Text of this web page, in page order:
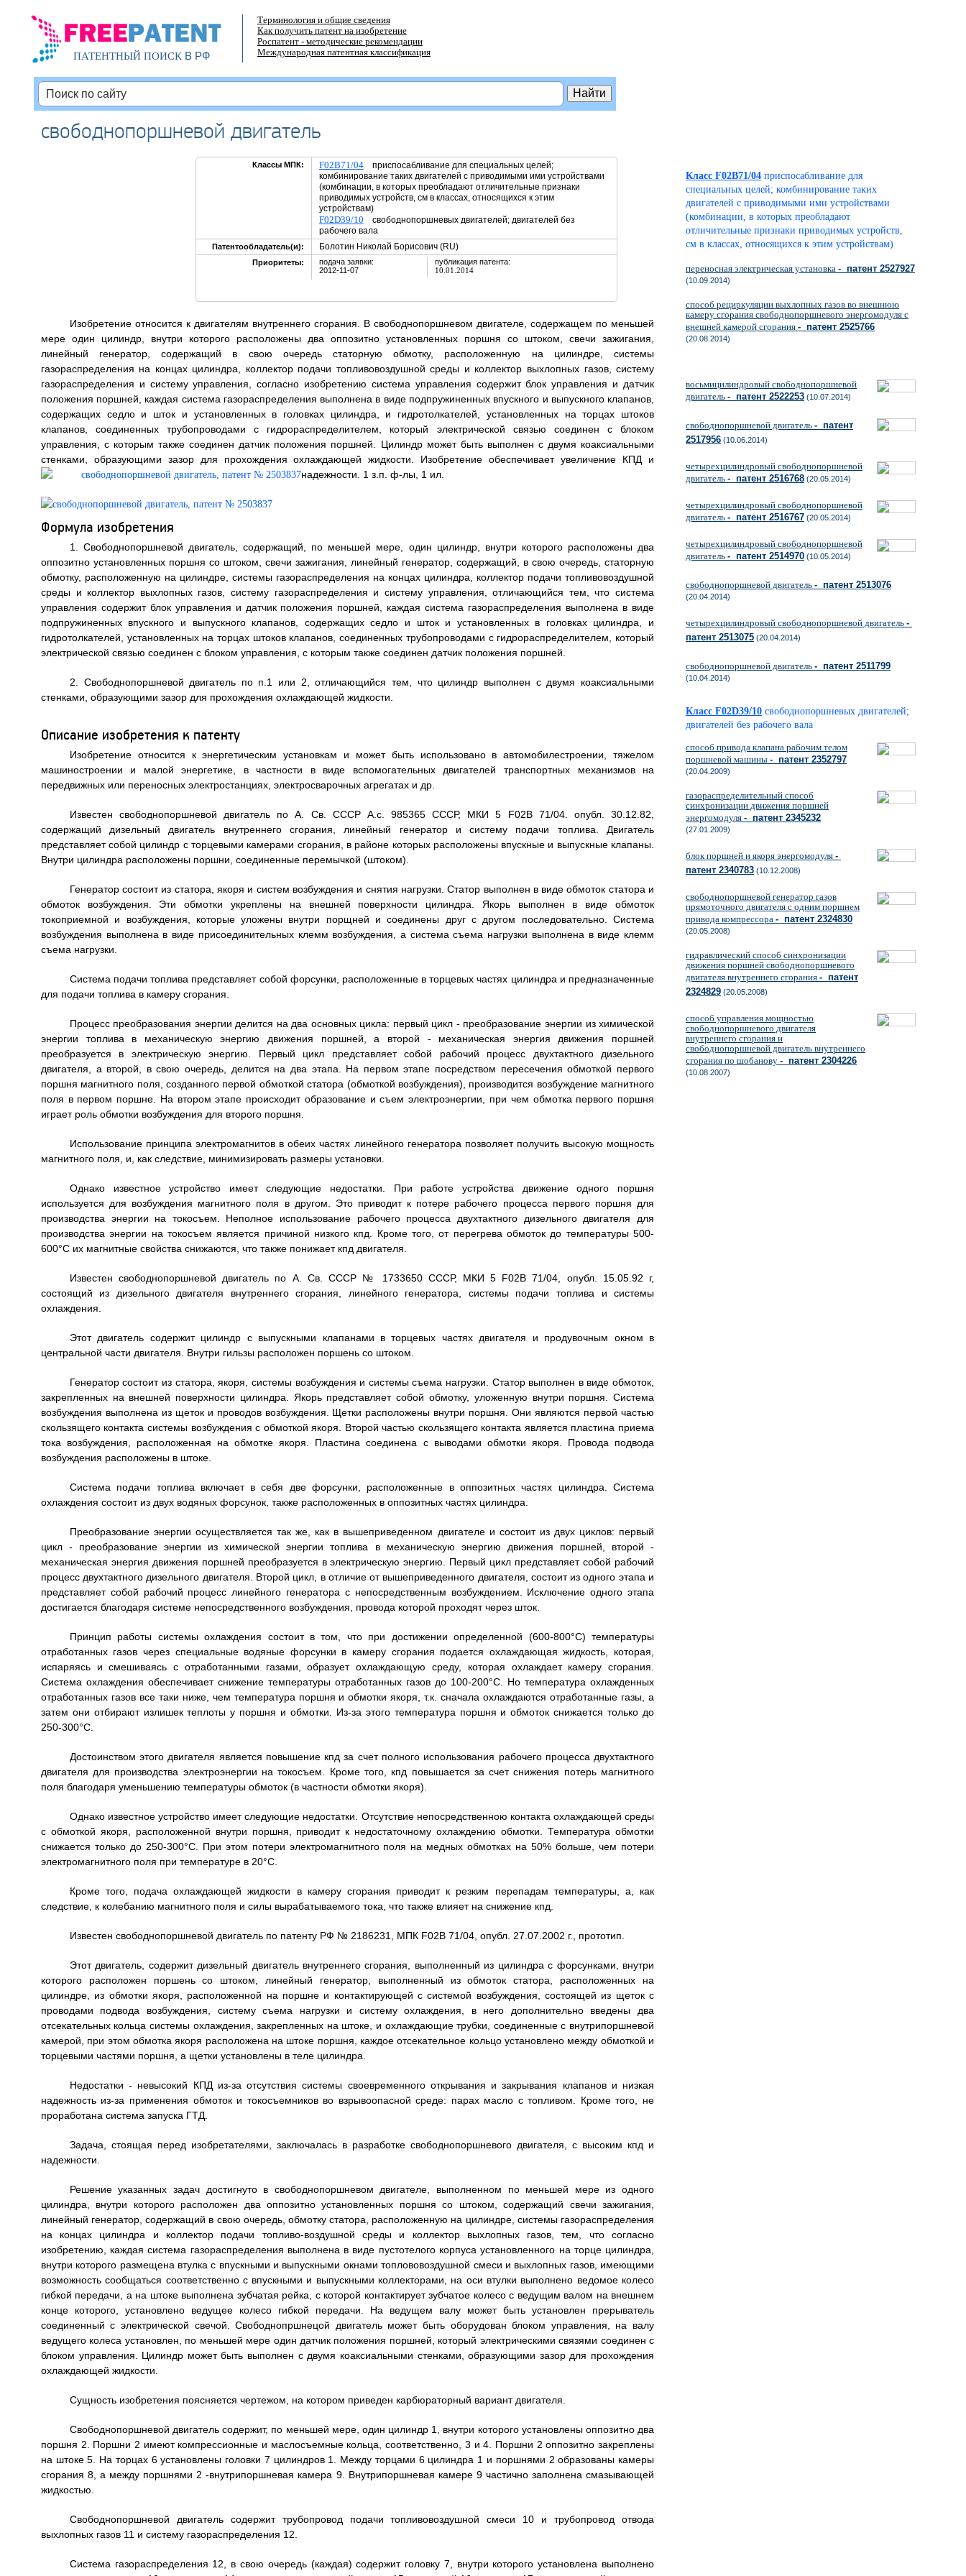
ПАТЕНТНЫЙ ПОИСКВ РФ
Терминология и общие сведения
Как получить патент на изобретение
Роспатент - методические рекомендации
Международная патентная классификация
свободнопоршневой двигатель
Классы МПК: F02B71/04приспосабливание для специальных целей;
комбинирование таких двигателей с приводимыми ими устройствами
(комбинации, в которых преобладают отличительные признаки
приводимых устройств, см в классах, относящихся к этим
устройствам)
F02D39/10 свободнопоршневых двигателей; двигателей без
рабочего вала
Патентообладатель(и): Болотин Николай Борисович (RU)
Приоритеты:
подача заявки:
2012-11-07
публикация патента:
10.01.2014
Изобретение относится к двигателям внутреннего сгорания. В свободнопоршневом двигателе, содержащем по меньшей
мере один цилиндр, внутри которого расположены два оппозитно установленных поршня со штоком, свечи зажигания,
линейный генератор, содержащий в свою очередь статорную обмотку, расположенную на цилиндре, системы
газораспределения на концах цилиндра, коллектор подачи топливовоздушной среды и коллектор выхлопных газов, систему
газораспределения и систему управления, согласно изобретению система управления содержит блок управления и датчик
положения поршней, каждая система газораспределения выполнена в виде подпружиненных впускного и выпускного клапанов,
содержащих седло и шток и установленных в головках цилиндра, и гидротолкателей, установленных на торцах штоков
клапанов, соединенных трубопроводами с гидрораспределителем, который электрической связью соединен с блоком
управления, с которым также соединен датчик положения поршней. Цилиндр может быть выполнен с двумя коаксиальными
стенками, образующими зазор для прохождения охлаждающей жидкости. Изобретение обеспечивает увеличение КПД и
надежности. 1 з.п. ф-лы, 1 ил.
Формула изобретения
1. Свободнопоршневой двигатель, содержащий, по меньшей мере, один цилиндр, внутри которого расположены два
оппозитно установленных поршня со штоком, свечи зажигания, линейный генератор, содержащий, в свою очередь, статорную
обмотку, расположенную на цилиндре, системы газораспределения на концах цилиндра, коллектор подачи топливовоздушной
среды и коллектор выхлопных газов, систему газораспределения и систему управления, отличающийся тем, что система
управления содержит блок управления и датчик положения поршней, каждая система газораспределения выполнена в виде
подпружиненных впускного и выпускного клапанов, содержащих седло и шток и установленных в головках цилиндра, и
гидротолкателей, установленных на торцах штоков клапанов, соединенных трубопроводами с гидрораспределителем, который
электрической связью соединен с блоком управления, с которым также соединен датчик положения поршней.
2. Свободнопоршневой двигатель по п.1 или 2, отличающийся тем, что цилиндр выполнен с двумя коаксиальными
стенками, образующими зазор для прохождения охлаждающей жидкости.
Описание изобретения к патенту
Изобретение относится к энергетическим установкам и может быть использовано в автомобилестроении, тяжелом
машиностроении и малой энергетике, в частности в виде вспомогательных двигателей транспортных механизмов на
передвижных или переносных электростанциях, электросварочных агрегатах и др.
Известен свободнопоршневой двигатель по А. Св. СССР А.с. 985365 СССР, МКИ 5 F02В 71/04. опубл. 30.12.82,
содержащий дизельный двигатель внутреннего сгорания, линейный генератор и систему подачи топлива. Двигатель
представляет собой цилиндр с торцевыми камерами сгорания, в районе которых расположены впускные и выпускные клапаны.
Внутри цилиндра расположены поршни, соединенные перемычкой (штоком).
Генератор состоит из статора, якоря и систем возбуждения и снятия нагрузки. Статор выполнен в виде обмоток статора и
обмоток возбуждения. Эти обмотки укреплены на внешней поверхности цилиндра. Якорь выполнен в виде обмоток
токоприемной и возбуждения, которые уложены внутри порщней и соединены друг с другом последовательно. Система
возбуждения выполнена в виде присоединительных клемм возбуждения, а система съема нагрузки выполнена в виде клемм
съема нагрузки.
Система подачи топлива представляет собой форсунки, расположенные в торцевых частях цилиндра и предназначенные
для подачи топлива в камеру сгорания.
Процесс преобразования энергии делится на два основных цикла: первый цикл - преобразование энергии из химической
энергии топлива в механическую энергию движения поршней, а второй - механическая энергия движения поршней
преобразуется в электрическую энергию. Первый цикл представляет собой рабочий процесс двухтактного дизельного
двигателя, а второй, в свою очередь, делится на два этапа. На первом этапе посредством пересечения обмоткой первого
поршня магнитного поля, созданного первой обмоткой статора (обмоткой возбуждения), производится возбуждение магнитного
поля в первом поршне. На втором этапе происходит образование и съем электроэнергии, при чем обмотка первого поршня
играет роль обмотки возбуждения для второго поршня.
Использование принципа электромагнитов в обеих частях линейного генератора позволяет получить высокую мощность
магнитного поля, и, как следствие, минимизировать размеры установки.
Однако известное устройство имеет следующие недостатки. При работе устройства движение одного поршня
используется для возбуждения магнитного поля в другом. Это приводит к потере рабочего процесса первого поршня для
производства энергии на токосъем. Неполное использование рабочего процесса двухтактного дизельного двигателя для
производства энергии на токосъем является причиной низкого кпд. Кроме того, от перегрева обмоток до температуры 500-
600°С их магнитные свойства снижаются, что также понижает кпд двигателя.
Известен свободнопоршневой двигатель по А. Св. СССР № 1733650 СССР, МКИ 5 F02В 71/04, опубл. 15.05.92 г,
состоящий из дизельного двигателя внутреннего сгорания, линейного генератора, системы подачи топлива и системы
охлаждения.
Этот двигатель содержит цилиндр с выпускными клапанами в торцевых частях двигателя и продувочным окном в
центральной части двигателя. Внутри гильзы расположен поршень со штоком.
Генератор состоит из статора, якоря, системы возбуждения и системы съема нагрузки. Статор выполнен в виде обмоток,
закрепленных на внешней поверхности цилиндра. Якорь представляет собой обмотку, уложенную внутри поршня. Система
возбуждения выполнена из щеток и проводов возбуждения. Щетки расположены внутри поршня. Они являются первой частью
скользящего контакта системы возбуждения с обмоткой якоря. Второй частью скользящего контакта является пластина приема
тока возбуждения, расположенная на обмотке якоря. Пластина соединена с выводами обмотки якоря. Провода подвода
возбуждения расположены в штоке.
Система подачи топлива включает в себя две форсунки, расположенные в оппозитных частях цилиндра. Система
охлаждения состоит из двух водяных форсунок, также расположенных в оппозитных частях цилиндра.
Преобразование энергии осуществляется так же, как в вышеприведенном двигателе и состоит из двух циклов: первый
цикл - преобразование энергии из химической энергии топлива в механическую энергию движения поршней, второй -
механическая энергия движения поршней преобразуется в электрическую энергию. Первый цикл представляет собой рабочий
процесс двухтактного дизельного двигателя. Второй цикл, в отличие от вышеприведенного двигателя, состоит из одного этапа и
представляет собой рабочий процесс линейного генератора с непосредственным возбуждением. Исключение одного этапа
достигается благодаря системе непосредственного возбуждения, провода которой проходят через шток.
Принцип работы системы охлаждения состоит в том, что при достижении определенной (600-800°С) температуры
отработанных газов через специальные водяные форсунки в камеру сгорания подается охлаждающая жидкость, которая,
испаряясь и смешиваясь с отработанными газами, образует охлаждающую среду, которая охлаждает камеру сгорания.
Система охлаждения обеспечивает снижение температуры отработанных газов до 100-200°С. Но температура охлажденных
отработанных газов все таки ниже, чем температура поршня и обмотки якоря, т.к. сначала охлаждаются отработанные газы, а
затем они отбирают излишек теплоты у поршня и обмотки. Из-за этого температура поршня и обмоток снижается только до
250-300°С.
Достоинством этого двигателя является повышение кпд за счет полного использования рабочего процесса двухтактного
двигателя для производства электроэнергии на токосъем. Кроме того, кпд повышается за счет снижения потерь магнитного
поля благодаря уменьшению температуры обмоток (в частности обмотки якоря).
Однако известное устройство имеет следующие недостатки. Отсутствие непосредственною контакта охлаждающей среды
с обмоткой якоря, расположенной внутри поршня, приводит к недостаточному охлаждению обмотки. Температура обмотки
снижается только до 250-300°С. При этом потери электромагнитного поля на медных обмотках на 50% больше, чем потери
электромагнитного поля при температуре в 20°С.
Кроме того, подача охлаждающей жидкости в камеру сгорания приводит к резким перепадам температуры, а, как
следствие, к колебанию магнитного поля и силы вырабатываемого тока, что также влияет на снижение кпд.
Известен свободнопоршневой двигатель по патенту РФ № 2186231, МПК F02B 71/04, опубл. 27.07.2002 г., прототип.
Этот двигатель, содержит дизельный двигатель внутреннего сгорания, выполненный из цилиндра с форсунками, внутри
которого расположен поршень со штоком, линейный генератор, выполненный из обмоток статора, расположенных на
цилиндре, из обмотки якоря, расположенной на поршне и контактирующей с системой возбуждения, состоящей из щеток с
проводами подвода возбуждения, систему съема нагрузки и систему охлаждения, в него дополнительно введены два
отсекательных кольца системы охлаждения, закрепленных на штоке, и охлаждающие трубки, соединенные с внутрипоршневой
камерой, при этом обмотка якоря расположена на штоке поршня, каждое отсекательное кольцо установлено между обмоткой и
торцевыми частями поршня, а щетки установлены в теле цилиндра.
Недостатки - невысокий КПД из-за отсутствия системы своевременного открывания и закрывания клапанов и низкая
надежность из-за применения обмоток и токосъемников во взрывоопасной среде: парах масло с топливом. Кроме того, не
проработана система запуска ГТД.
Задача, стоящая перед изобретателями, заключалась в разработке свободнопоршневого двигателя, с высоким кпд и
надежности.
Решение указанных задач достигнуто в свободнопоршневом двигателе, выполненном по меньшей мере из одного
цилиндра, внутри которого расположен два оппозитно установленных поршня со штоком, содержащий свечи зажигания,
линейный генератор, содержащий в свою очередь, обмотку статора, расположенную на цилиндре, системы газораспределения
на концах цилиндра и коллектор подачи топливо-воздушной среды и коллектор выхлопных газов, тем, что согласно
изобретению, каждая система газораспределения выполнена в виде пустотелого корпуса установленного на торце цилиндра,
внутри которого размещена втулка с впускными и выпускными окнами топлововоздушной смеси и выхлопных газов, имеющими
возможность сообщаться соответственно с впускными и выпускными коллекторами, на оси втулки выполнено ведомое колесо
гибкой передачи, а на штоке выполнена зубчатая рейка, с которой контактирует зубчатое колесо с ведущим валом на внешнем
конце которого, установлено ведущее колесо гибкой передачи. На ведущем валу может быть установлен прерыватель
соединенный с электрической свечой. Свободнопршнецой двигатель может быть оборудован блоком управления, на валу
ведущего колеса установлен, по меньшей мере один датчик положения поршней, который электрическими связями соединен с
блоком управления. Цилиндр может быть выполнен с двумя коаксиальными стенками, образующими зазор для прохождения
охлаждающей жидкости.
Сущность изобретения поясняется чертежом, на котором приведен карбюраторный вариант двигателя.
Свободнопоршневой двигатель содержит, по меньшей мере, один цилиндр 1, внутри которого установлены оппозитно два
поршня 2. Поршни 2 имеют компрессионные и маслосъемные кольца, соответственно, 3 и 4. Поршни 2 оппозитно закреплены
на штоке 5. На торцах 6 установлены головки 7 цилиндров 1. Между торцами 6 цилиндра 1 и поршнями 2 образованы камеры
сгорания 8, а между поршнями 2 -внутрипоршневая камера 9. Внутрипоршневая камере 9 частично заполнена смазывающей
жидкостью.
Свободнопоршневой двигатель содержит трубопровод подачи топливовоздушной смеси 10 и трубопровод отвода
выхлопных газов 11 и систему газораспределения 12.
Система газораспределения 12, в свою очередь (каждая) содержит головку 7, внутри которого установлена выполнено
Класс F02B71/04 приспосабливание для
специальных целей; комбинирование таких
двигателей с приводимыми ими устройствами
(комбинации, в которых преобладают
отличительные признаки приводимых устройств,
см в классах, относящихся к этим устройствам)
переносная электрическая установка - патент 2527927
(10.09.2014)
способ рециркуляции выхлопных газов во внешнюю
камеру сгорания свободнопоршневого энергомодуля с
внешней камерой сгорания - патент 2525766
(20.08.2014)
восьмицилиндровый свободнопоршневой
двигатель - патент 2522253 (10.07.2014)
свободнопоршневой двигатель - патент
2517956 (10.06.2014)
четырехцилиндровый свободнопоршневой
двигатель - патент 2516768 (20.05.2014)
четырехцилиндровый свободнопоршневой
двигатель - патент 2516767 (20.05.2014)
четырехцилиндровый свободнопоршневой
двигатель - патент 2514970 (10.05.2014)
свободнопоршневой двигатель - патент 2513076
(20.04.2014)
четырехцилиндровый свободнопоршневой двигатель -
патент 2513075 (20.04.2014)
свободнопоршневой двигатель - патент 2511799
(10.04.2014)
Класс F02D39/10 свободнопоршневых двигателей;
двигателей без рабочего вала
способ привода клапана рабочим телом
поршневой машины - патент 2352797
(20.04.2009)
газораспределительный способ
синхронизации движения поршней
энергомодуля - патент 2345232
(27.01.2009)
блок поршней и якоря энергомодуля -
патент 2340783 (10.12.2008)
свободнопоршневой генератор газов
прямоточного двигателя с одним поршнем
привода компрессора - патент 2324830
(20.05.2008)
гидравлический способ синхронизации
движения поршней свободнопоршневого
двигателя внутреннего сгорания - патент
2324829 (20.05.2008)
способ управления мощностью
свободнопоршневого двигателя
внутреннего сгорания и
свободнопоршневой двигатель внутреннего
сгорания по шобанову - патент 2304226
(10.08.2007)